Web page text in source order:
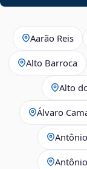
Aarão Reis
Alto Barroca
Alto
Álvaro